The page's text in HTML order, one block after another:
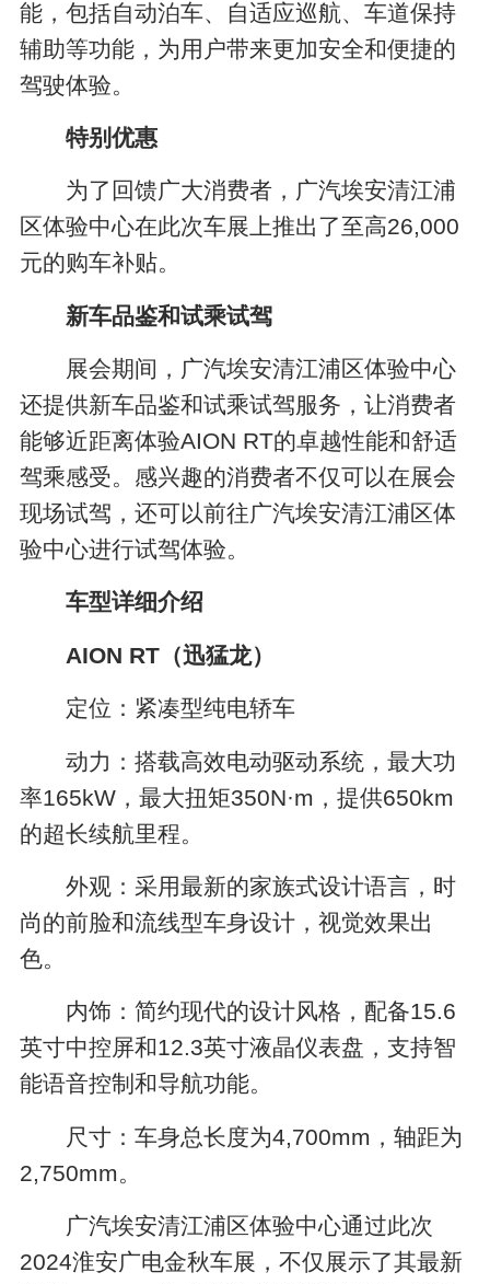
能，包括自动泊车、自适应巡航、车道保持
辅助等功能，为用户带来更加安全和便捷的
驾驶体验。
特别优惠
为了回馈广大消费者，广汽埃安清江浦
区体验中心在此次车展上推出了至高26,000
元的购车补贴。
新车品鉴和试乘试驾
展会期间，广汽埃安清江浦区体验中心
还提供新车品鉴和试乘试驾服务，让消费者
能够近距离体验AION RT的卓越性能和舒适
驾乘感受。感兴趣的消费者不仅可以在展会
现场试驾，还可以前往广汽埃安清江浦区体
验中心进行试驾体验。
车型详细介绍
AION RT（迅猛龙）
定位：紧凑型纯电轿车
动力：搭载高效电动驱动系统，最大功
率165kW，最大扭矩350N·m，提供650km
的超长续航里程。
外观：采用最新的家族式设计语言，时
尚的前脸和流线型车身设计，视觉效果出
色。
内饰：简约现代的设计风格，配备15.6
英寸中控屏和12.3英寸液晶仪表盘，支持智
能语音控制和导航功能。
尺寸：车身总长度为4,700mm，轴距为
2,750mm。
广汽埃安清江浦区体验中心通过此次
2024淮安广电金秋车展，不仅展示了其最新